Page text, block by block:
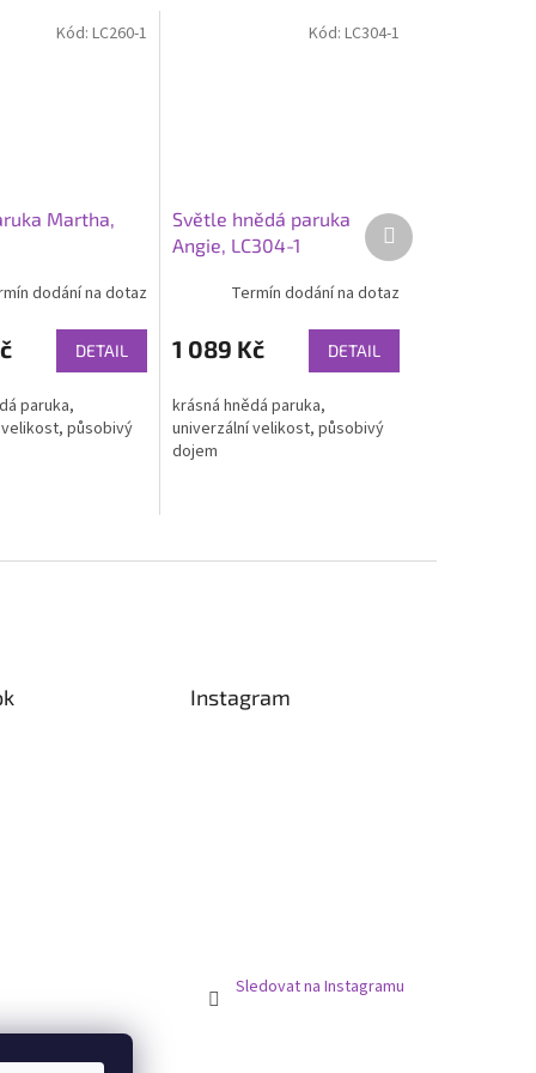
Martha,
dodání na dotaz
DETAIL
paruka,
působivý
Kód:LC260-1
Světle hnědá paruka
Angie, LC304-1
Termín dodání na dotaz
1 089 Kč DETAIL
krásná hnědá paruka,
univerzální velikost, působivý
dojem
Kód: LC304-1
Další
produkt
Instagram
Sledovat na Instagramu